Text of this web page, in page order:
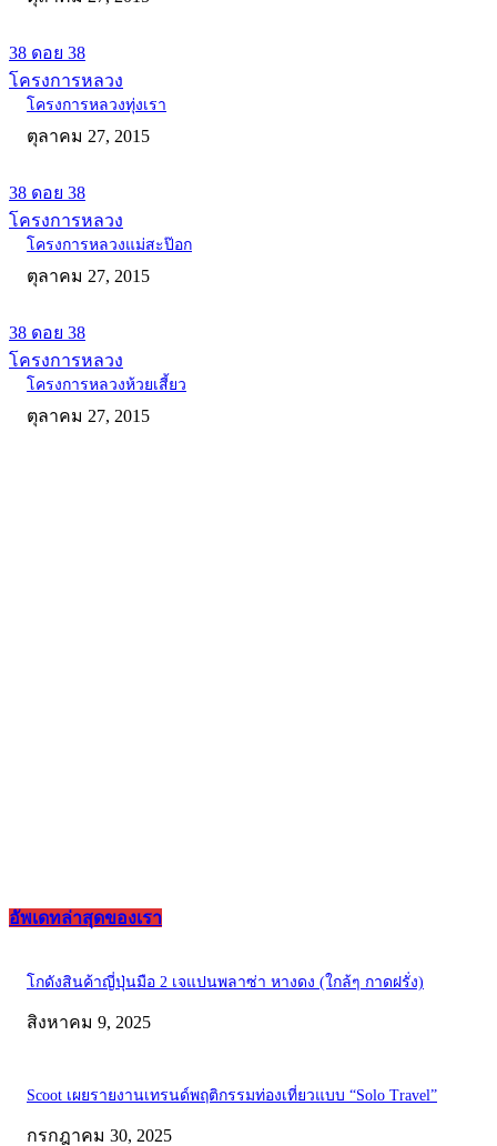
38 ดอย 38
โครงการหลวง
โครงการหลวงทุ่งเรา
ตุลาคม 27, 2015
38 ดอย 38
โครงการหลวง
โครงการหลวงแม่สะป๊อก
ตุลาคม 27, 2015
38 ดอย 38
โครงการหลวง
โครงการหลวงห้วยเสี้ยว
ตุลาคม 27, 2015
อัพเดทล่าสุดของเรา
โกดังสินค้าญี่ปุ่นมือ 2 เจแปนพลาซ่า หางดง (ใกล้ๆ กาดฝรั่ง)
สิงหาคม 9, 2025
Scoot เผยรายงานเทรนด์พฤติกรรมท่องเที่ยวแบบ “Solo Travel”
กรกฎาคม 30, 2025